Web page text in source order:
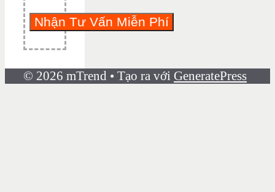
© 2026 mTrend • Tạo ra với GeneratePress